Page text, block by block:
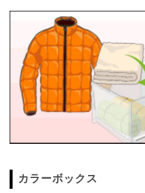
カラーボックス